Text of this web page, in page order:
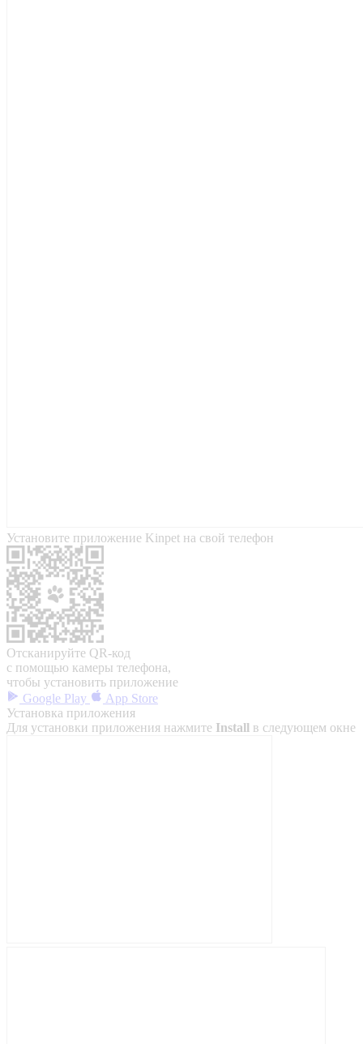
Установите приложение Kinpet на свой телефон
Отсканируйте QR-код
с помощью камеры телефона,
чтобы установить приложение
Google Play
App Store
Установка приложения
Для установки приложения нажмите Install в следующем окне